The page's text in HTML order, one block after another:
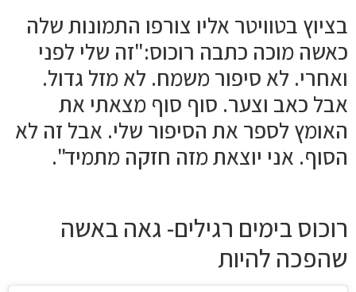
בציוץ בטוויטר אליו צורפו התמונות שלה
כאשה מוכה כתבה רוכוס:"זה שלי לפני
ואחרי. לא סיפור משמח. לא מזל גדול.
אבל כאב וצער. סוף סוף מצאתי את
האומץ לספר את הסיפור שלי. אבל זה לא
הסוף. אני יוצאת מזה חזקה מתמיד".
רוכוס בימים רגילים- גאה באשה
שהפכה להיות